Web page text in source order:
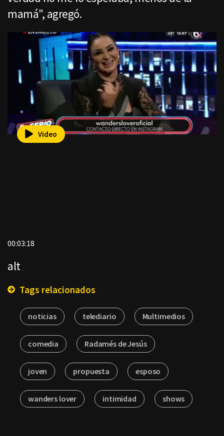
mamá", agregó.
Video
00:03:18
alt
Tags relacionados
noticias telediario Multimedios
comedia Radamés de Jesús
joven propuesta esposo
wanders lover intimidad shows